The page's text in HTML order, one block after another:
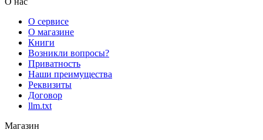
О сервисе
О магазине
Книги
Возникли вопросы?
Приватность
Наши преимущества
Реквизиты
Договор
llm.txt
Магазин